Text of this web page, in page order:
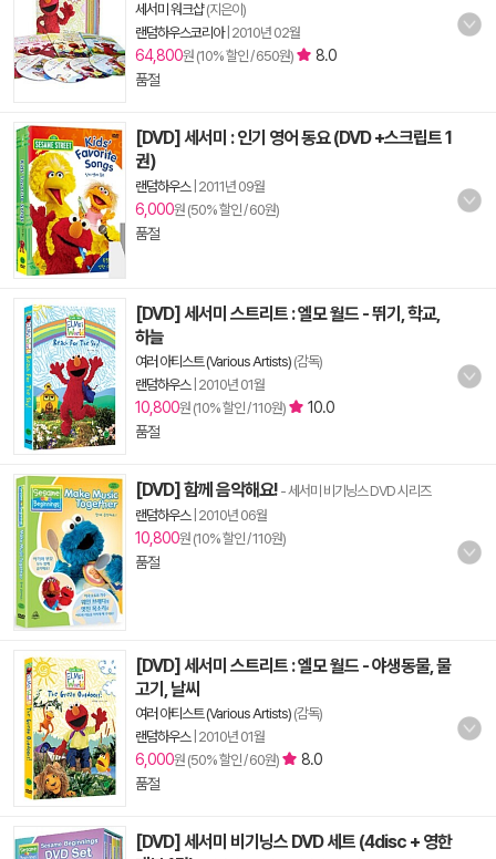
세서미 워크샵(지은이)
랜덤하우스코리아| 2010년 02월
64,800원 (10% 할인 / 650원)
8.0
품절
[DVD] 세서미 : 인기 영어 동요 (DVD +스크립트 1
권)
랜덤하우스| 2011년 09월
6,000원 (50% 할인 / 60원)
품절
[DVD] 세서미 스트리트 : 엘모 월드 - 뛰기, 학교,
하늘
여러 아티스트 (Various Artists) (감독)
랜덤하우스| 2010년 01월
10,800원 (10% 할인 / 110원)
10.0
품절
[DVD] 함께 음악해요! - 세서미 비기닝스 DVD 시리즈
랜덤하우스| 2010년 06월
10,800원 (10% 할인 / 110원)
품절
[DVD] 세서미 스트리트 : 엘모 월드 - 야생동물, 물
고기, 날씨
여러 아티스트 (Various Artists) (감독)
랜덤하우스| 2010년 01월
6,000원 (50% 할인 / 60원)
8.0
품절
[DVD] 세서미 비기닝스 DVD 세트 (4disc + 영한